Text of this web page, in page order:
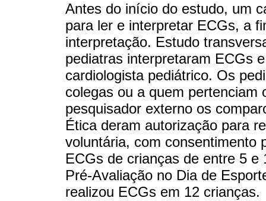
Antes do início do estudo, um
para ler e interpretar ECGs, a
interpretação. Estudo
pediatras interpretaram ECGs
cardiologista pediátrico. Os
colegas ou a quem
pesquisador externo os
Ética deram autorização para
voluntária, com consentimento
ECGs de crianças de entre 5
Pré-Avaliação no Dia de
realizou ECGs em 12 crianças.